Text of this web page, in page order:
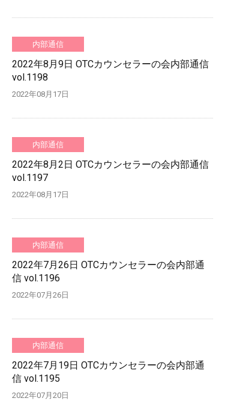
内部通信
2022年8月9日 OTCカウンセラーの会内部通信
vol.1198
2022年08月17日
内部通信
2022年8月2日 OTCカウンセラーの会内部通信
vol.1197
2022年08月17日
内部通信
2022年7月26日 OTCカウンセラーの会内部通
信 vol.1196
2022年07月26日
内部通信
2022年7月19日 OTCカウンセラーの会内部通
信 vol.1195
2022年07月20日